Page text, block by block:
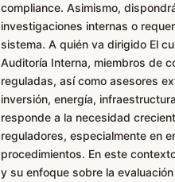
compliance. Asimismo,
investigaciones internas o
sistema. A quién va dirigido El
Auditoría Interna, miembros de
reguladas, así como asesores
inversión, energía,
responde a la necesidad
reguladores, especialmente en
procedimientos. En este
y su enfoque sobre la